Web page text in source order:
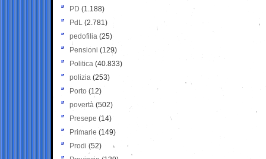
PD (1.188)
PdL (2.781)
pedofilia (25)
Pensioni (129)
Politica (40.833)
polizia (253)
Porto (12)
povertà (502)
Presepe (14)
Primarie (149)
Prodi (52)